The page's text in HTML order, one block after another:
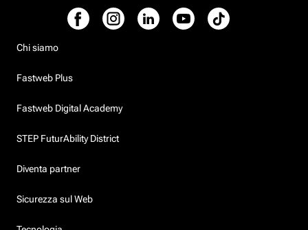
Chi siamo
Fastweb Plus
Fastweb Digital Academy
STEP FuturAbility District
Diventa partner
Sicurezza sul Web